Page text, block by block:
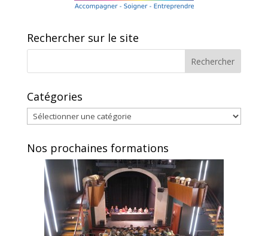
Rechercher sur le site
Catégories
Catégories
Nos prochaines formations